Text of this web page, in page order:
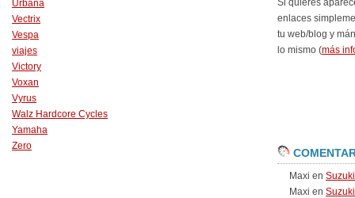
Urbana
Vectrix
Vespa
viajes
Victory
Voxan
Vyrus
Walz Hardcore Cycles
Yamaha
Zero
Si quieres
enlaces
tu web/blog y
lo mismo (más
Maxi en
Maxi en